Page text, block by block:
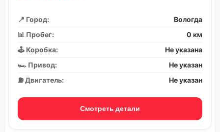
📍 Город:
Вологда
📊 Пробег:
0 км
🕹️ Коробка:
Не указана
🏎️ Привод:
Не указан
⛽ Двигатель:
Не указан
Смотреть детали